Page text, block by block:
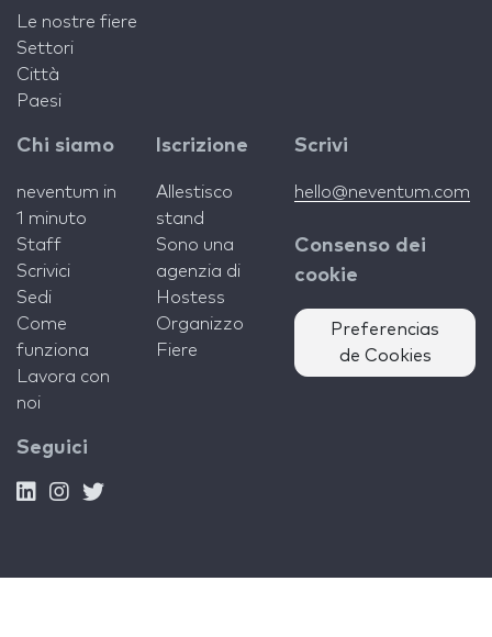
Le nostre fiere
Settori
Città
Paesi
Chi siamo
neventum in
1 minuto
Staff
Scrivici
Sedi
Come
funziona
Lavora con
noi
Iscrizione
Allestisco
stand
Sono una
agenzia di
Hostess
Organizzo
Fiere
Scrivi
hello@neventum.com
Consenso dei
cookie
Preferencias
de Cookies
Seguici